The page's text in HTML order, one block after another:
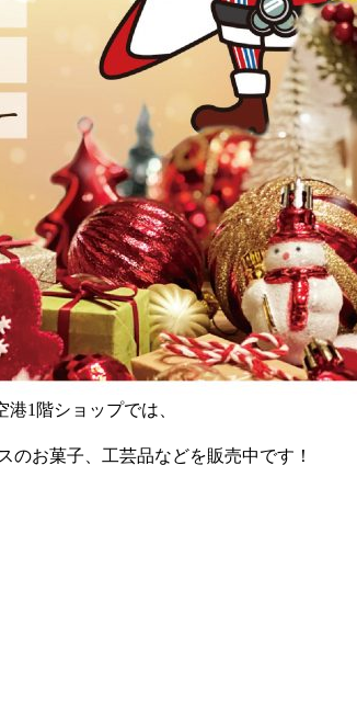
1階ショップでは、
のお菓子、工芸品などを販売中です！